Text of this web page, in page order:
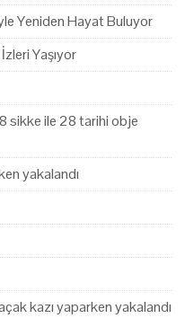
Yeniden Hayat Buluyor
Yaşıyor
sikke ile 28 tarihi obje
yakalandı
kazı yaparken yakalandı